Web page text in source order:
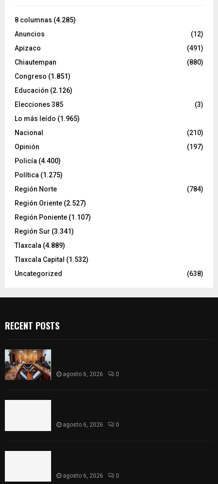
8 columnas (4.285)
Anuncios
(12)
Apizaco
(491)
Chiautempan
(880)
Congreso (1.851)
Educación (2.126)
Elecciones 385
(3)
Lo más leído (1.965)
Nacional
(210)
Opinión
(197)
Policía (4.400)
Política (1.275)
Región Norte
(784)
Región Oriente (2.527)
Región Poniente (1.107)
Región Sur (3.341)
Tlaxcala (4.889)
Tlaxcala Capital (1.532)
Uncategorized
(638)
RECENT POSTS
agosto 6, 2026 0
agosto 6, 2026 0
agosto 6, 2026 0